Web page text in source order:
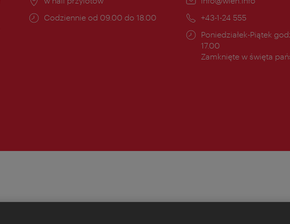
Godziny
Codziennie od 09.00 do 18.00
Telefon:
+43-1-24 555
Godziny
otwarcia:
Poniedziałek-Piątek
17.00
Zamknięte w święta